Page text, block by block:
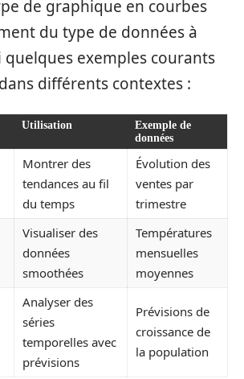
de graphique en courbes
du type de données à
quelques exemples courants
différents contextes :
Utilisation
Exemple de
données
Montrer des
tendances au fil
du temps
Évolution des
ventes par
trimestre
Visualiser des
données
smoothées
Températures
mensuelles
moyennes
Analyser des
séries
temporelles avec
prévisions
Prévisions de
croissance de
la population